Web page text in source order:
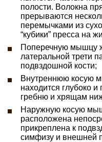
полости. Волокна
прерываются
перемычками из
“кубики” пресса на
Поперечную мышцу
латеральной трети
подвздошной кости;
Внутреннюю косую
находится глубоко
гребню и хрящам
Наружную косую
расположена
прикреплена к
симфизу и внешней